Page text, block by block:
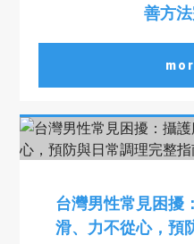
善方
台灣男性常見困擾
滑、力不從心，預